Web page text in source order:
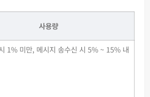
사용량
1% 미만, 메시지 송수신 시 5% ~ 15% 내